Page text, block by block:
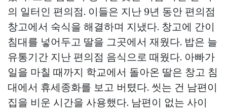
의 일터인 편의점. 이들은 지난 9년 동안 편의점
창고에서 숙식을 해결하며 지냈다. 창고에 간이
침대를 넣어두고 딸을 그곳에서 재웠다. 밥은 늘
유통기간 지난 편의점 음식으로 때웠다. 아빠가
일을 마칠 때까지 학교에서 돌아온 딸은 창고 침
대에서 휴세종화를 보고 버텼다. 씻는 건 남편이
집을 비운 시간을 사용했다. 남편이 없는 사이